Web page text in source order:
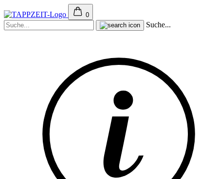
0
Suche...